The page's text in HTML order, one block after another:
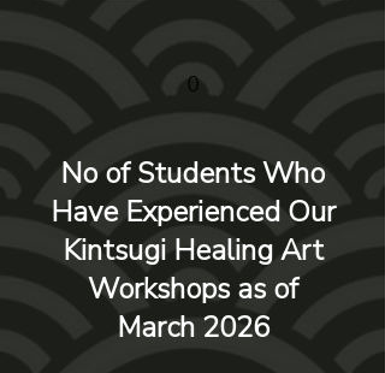
0
No of Students Who
Have Experienced Our
Kintsugi Healing Art
Workshops as of
March 2026